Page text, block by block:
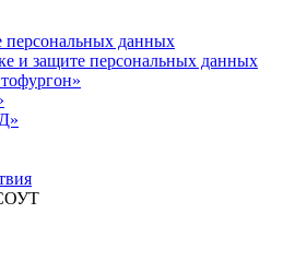
персональных данных
и защите персональных данных